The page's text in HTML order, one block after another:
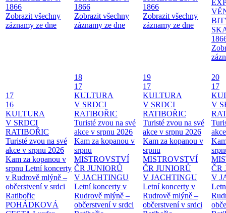
1866
Zobrazit všechny
záznamy ze dne
1866
Zobrazit všechny
záznamy ze dne
1866
Zobrazit všechny
záznamy ze dne
17
16
KULTURA
V SRDCI
RATIBOŘIC
Turisté zvou na své
akce v srpnu 2026
Kam za kopanou v
srpnu Letní koncerty
v Rudrově mlýně –
občerstvení v srdci
Ratibořic
POHÁDKOVÁ
18
17
KULTURA
V SRDCI
RATIBOŘIC
Turisté zvou na své
akce v srpnu 2026
Kam za kopanou v
srpnu
MISTROVSTVÍ
ČR JUNIORŮ
V JACHTINGU
Letní koncerty v
Rudrově mlýně –
občerstvení v srdci
19
17
KULTURA
V SRDCI
RATIBOŘIC
Turisté zvou na své
akce v srpnu 2026
Kam za kopanou v
srpnu
MISTROVSTVÍ
ČR JUNIORŮ
V JACHTINGU
Letní koncerty v
Rudrově mlýně –
občerstvení v srdci
20
17
V
ČR
V